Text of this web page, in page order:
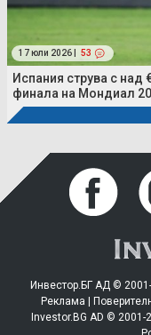
17 юли 2026 | 53
Испания струва с
финала на Мондиал
Инвестор.БГ АД ©
Реклама
Investor.BG AD © 2001-